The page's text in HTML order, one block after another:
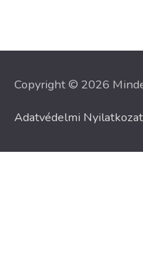
Copyright © 2026
Adatvédelmi Nyilatkozat